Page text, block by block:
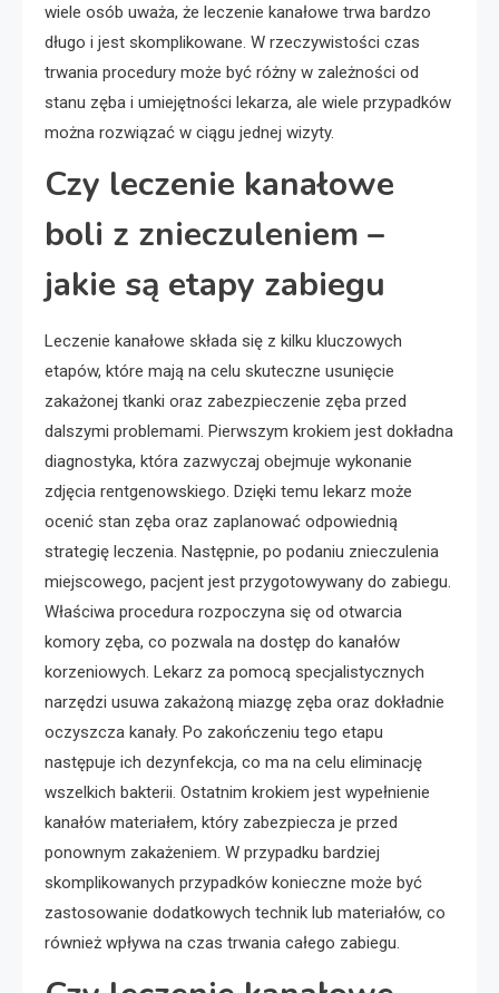
wiele osób uważa, że leczenie kanałowe trwa bardzo
długo i jest skomplikowane. W rzeczywistości czas
trwania procedury może być różny w zależności od
stanu zęba i umiejętności lekarza, ale wiele przypadków
można rozwiązać w ciągu jednej wizyty.
Czy leczenie kanałowe
boli z znieczuleniem –
jakie są etapy zabiegu
Leczenie kanałowe składa się z kilku kluczowych
etapów, które mają na celu skuteczne usunięcie
zakażonej tkanki oraz zabezpieczenie zęba przed
dalszymi problemami. Pierwszym krokiem jest dokładna
diagnostyka, która zazwyczaj obejmuje wykonanie
zdjęcia rentgenowskiego. Dzięki temu lekarz może
ocenić stan zęba oraz zaplanować odpowiednią
strategię leczenia. Następnie, po podaniu znieczulenia
miejscowego, pacjent jest przygotowywany do zabiegu.
Właściwa procedura rozpoczyna się od otwarcia
komory zęba, co pozwala na dostęp do kanałów
korzeniowych. Lekarz za pomocą specjalistycznych
narzędzi usuwa zakażoną miazgę zęba oraz dokładnie
oczyszcza kanały. Po zakończeniu tego etapu
następuje ich dezynfekcja, co ma na celu eliminację
wszelkich bakterii. Ostatnim krokiem jest wypełnienie
kanałów materiałem, który zabezpiecza je przed
ponownym zakażeniem. W przypadku bardziej
skomplikowanych przypadków konieczne może być
zastosowanie dodatkowych technik lub materiałów, co
również wpływa na czas trwania całego zabiegu.